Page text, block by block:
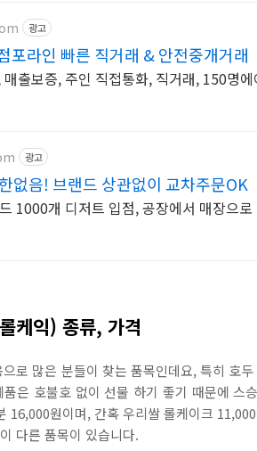
광고
포라인 빠른 직거래 & 안전중개거래
출보증, 주인 직접통화, 직거래, 150명에
광고
없음! 브랜드 상관없이 교차주문OK
1000개 디저트 입점, 공장에서 매장으로
케익) 종류, 가격
로 많은 분들이 찾는 품목인데요, 특히 호
은 호불호 없이 선물 하기 좋기 때문에 스
16,000원이며, 간혹 우리쌀 롤케이크
다른 품목이 있습니다.